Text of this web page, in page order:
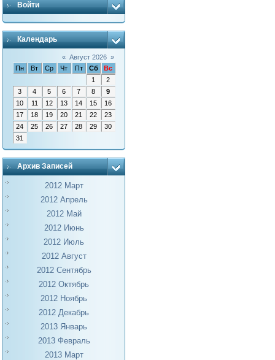
Войти
Календарь
« Август 2026 »
Пн
Вт Ср Чт Пт Сб
Вс
1
2
3
4 5 6 7 8
9
10
11 12 13 14 15
16
17
18 19 20 21 22
23
24
25 26 27 28 29
30
31
Архив Записей
2012 Март
2012 Апрель
2012 Май
2012 Июнь
2012 Июль
2012 Август
2012 Сентябрь
2012 Октябрь
2012 Ноябрь
2012 Декабрь
2013 Январь
2013 Февраль
2013 Март